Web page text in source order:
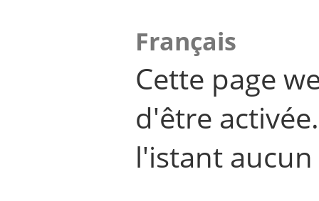
Français
Cette page
d'être
l'istant